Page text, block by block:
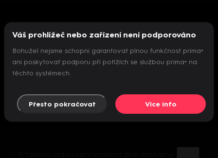
Nepodařilo se inicializovat přehrávač
Váš prohlížeč nebo zařízení není podporováno
Bohužel nejsme schopni garantovat plnou funkčnost prima+
ani poskytovat podporu při potížích se službou prima+ na
těchto systémech.
Přesto pokračovat Více info